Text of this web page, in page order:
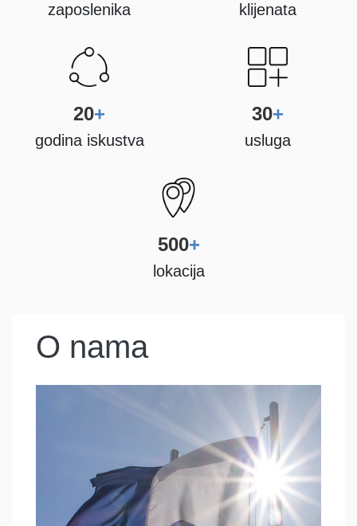
zaposlenika klijenata
20+
godina iskustva
30+
usluga
500+
lokacija
O nama